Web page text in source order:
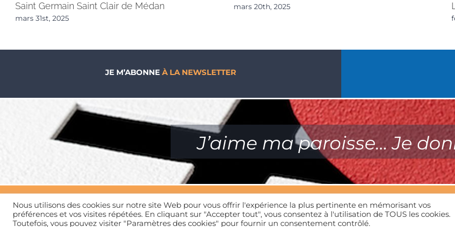
Saint Germain Saint Clair de Médan
mars 31st, 2025
mars 20th, 2025
JE M’ABONNE À LA NEWSLETTER
J’aime ma paroisse… Je
Mentions légales| Tous droits réservés | 01 39 65 01 82
Nous utilisons des cookies sur notre site Web pour vous offrir l'expérience la plus pertinente en mémorisant vos
préférences et vos visites répétées. En cliquant sur "Accepter tout", vous consentez à l'utilisation de TOUS les cookies.
Toutefois, vous pouvez visiter "Paramètres des cookies" pour fournir un consentement contrôlé.